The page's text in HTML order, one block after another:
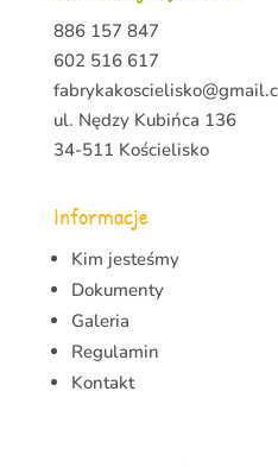
886 157 847
602 516 617
ul. Nędzy Kubińca 136
34-511 Kościelisko
Informacje
Kim jesteśmy
Dokumenty
Galeria
Regulamin
Kontakt